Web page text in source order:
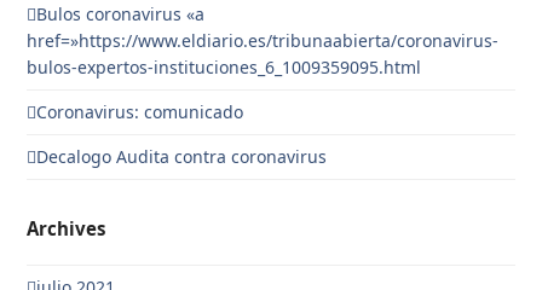
Bulos coronavirus «a
href=»https://www.eldiario.es/tribunaabierta/coronavirus-
bulos-expertos-instituciones_6_1009359095.html
Coronavirus: comunicado
Decalogo Audita contra coronavirus
Archives